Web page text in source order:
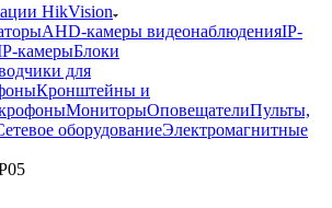
HikVision
AHD-камеры видеонаблюденияIP-
камерыБлоки
для
Кронштейны и
МониторыОповещателиПульты,
оборудованиеЭлектромагнитные